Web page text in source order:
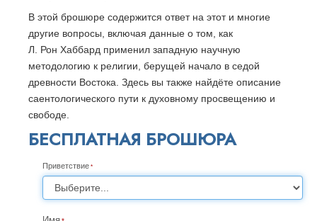
В этой брошюре содержится ответ на этот и многие
другие вопросы, включая данные о том, как
Л. Рон Хаббард применил западную научную
методологию к религии, берущей начало в седой
древности Востока. Здесь вы также найдёте описание
саентологического пути к духовному просвещению и
свободе.
БЕСПЛАТНАЯ БРОШЮРА
Приветствие